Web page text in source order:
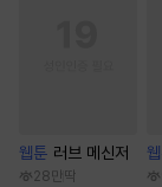
웹툰 러브 메신저
28만 딱